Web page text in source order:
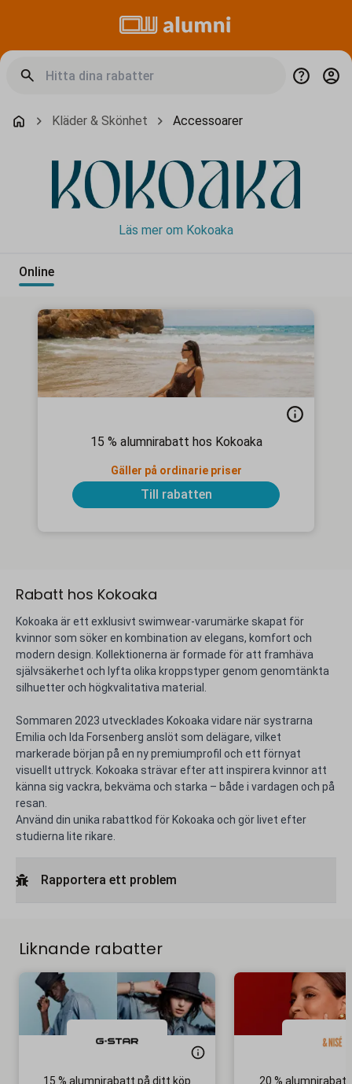
Kläder & Skönhet Accessoarer
Läs mer om Kokoaka
Online
15 % alumnirabatt hos Kokoaka
Gäller på ordinarie priser
Till rabatten
Rabatt hos Kokoaka
Kokoaka är ett exklusivt swimwear-varumärke skapat för
kvinnor som söker en kombination av elegans, komfort och
modern design. Kollektionerna är formade för att framhäva
självsäkerhet och lyfta olika kroppstyper genom genomtänkta
silhuetter och högkvalitativa material.
Sommaren 2023 utvecklades Kokoaka vidare när systrarna
Emilia och Ida Forsenberg anslöt som delägare, vilket
markerade början på en ny premiumprofil och ett förnyat
visuellt uttryck. Kokoaka strävar efter att inspirera kvinnor att
känna sig vackra, bekväma och starka – både i vardagen och på
resan.
Använd din unika rabattkod för Kokoaka och gör livet efter
studierna lite rikare.
Rapportera ett problem
Liknande rabatter
15 % alumnirabatt på ditt köp
20 %